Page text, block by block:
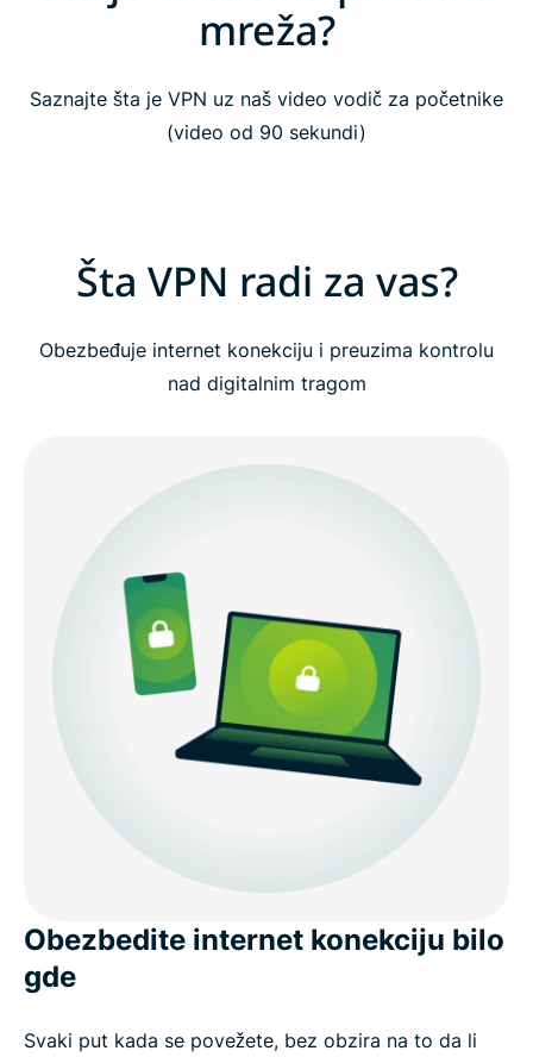
Šta VPN radi za vas?
Ko bi trebalo da koristi VPN?
Kako VPN funkcioniše?
Objašnjenje tipova VPN-a
Zašto odabrati ExpressVPN?
Besplatni VPN naspram plaćenog VPN-a: Zašto je
važno
Koristite ExpressVPN na svim uređajima
Nabavite VPN u 3 laka koraka uz ExpressVPN
Šta ljudi kažu za ExpressVPN
Najčešće postavljana pitanja: O virtuelnim
Započnite uz ExpressVPN danas
mreža?
Saznajte šta je VPN uz naš video vodič za početnike
(video od 90 sekundi)
Šta VPN radi za vas?
Obezbeđuje internet konekciju i preuzima kontrolu
nad digitalnim tragom
Obezbedite internet konekciju bilo
gde
Svaki put kada se povežete, bez obzira na to da li